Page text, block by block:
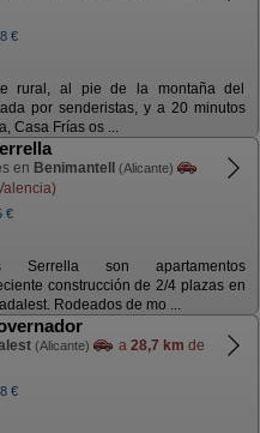
€
rural, al pie de la montaña del
por senderistas, y a 20 minutos
Casa Frías os ...
en Benimantell (Alicante)
€
Serrella son apartamentos
construcción de 2/4 plazas en
Rodeados de mo ...
(Alicante) a 28,7 km de
€